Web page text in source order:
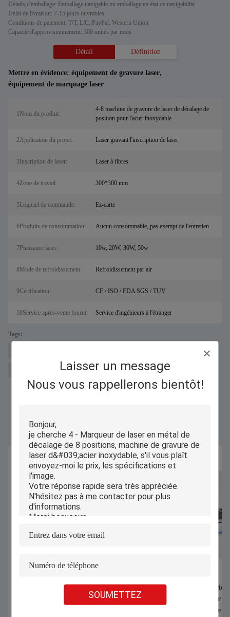
Laisser un message
Nous vous rappellerons bientôt!
SOUMETTEZ
Détails d'emballage: Emballage navigable ou emballage en état de navigabilité
Délai de livraison: 7-15 jours ouvrables
Conditions de paiement: T/T, L/C, PayPal, Western Union
Capacité d'approvisionnement: 300 unités par mois
Détail Définition
Mettre en évidence: équipement de gravure laser,
équipement de marquage laser
1Nom du produit:
4-8 machine de gravure de laser de décalage de
position pour l'acier inoxydable
2Application du projet: Laser gravant l'inscription de laser
3Inscription de laser: Laser à fibres
4Zone de travail: 300*300 mm
5Logiciel de commande: Ez-carte
6Produits de consommation: Aucun consommable, pas exempt de l'entretien
7Puissance laser: 10w, 20W, 30W, 50w
8Mode de refroidissement: Refroidissement par air
9Certification: CE / ISO / FDA SGS / TUV
10Service après-vente fourni: Service d'ingénieurs à l'étranger
Tags:
équipement de gravure laser
1070nm 1000W 1500W Machine de
soudage laser portative pour souder la
Coupeuse
automatique pour
chauds T-shirts de